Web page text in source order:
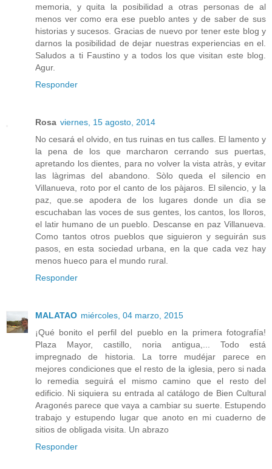
memoria, y quita la posibilidad a otras personas de al
menos ver como era ese pueblo antes y de saber de sus
historias y sucesos. Gracias de nuevo por tener este blog y
darnos la posibilidad de dejar nuestras experiencias en el.
Saludos a ti Faustino y a todos los que visitan este blog.
Agur.
Responder
Rosa viernes, 15 agosto, 2014
No cesará el olvido, en tus ruinas en tus calles. El lamento y
la pena de los que marcharon cerrando sus puertas,
apretando los dientes, para no volver la vista atràs, y evitar
las làgrimas del abandono. Sòlo queda el silencio en
Villanueva, roto por el canto de los pàjaros. El silencio, y la
paz, que.se apodera de los lugares donde un dìa se
escuchaban las voces de sus gentes, los cantos, los lloros,
el latir humano de un pueblo. Descanse en paz Villanueva.
Como tantos otros pueblos que siguieron y seguirán sus
pasos, en esta sociedad urbana, en la que cada vez hay
menos hueco para el mundo rural.
Responder
MALATAO miércoles, 04 marzo, 2015
¡Qué bonito el perfil del pueblo en la primera fotografía!
Plaza Mayor, castillo, noria antigua,... Todo está
impregnado de historia. La torre mudéjar parece en
mejores condiciones que el resto de la iglesia, pero si nada
lo remedia seguirá el mismo camino que el resto del
edificio. Ni siquiera su entrada al catálogo de Bien Cultural
Aragonés parece que vaya a cambiar su suerte. Estupendo
trabajo y estupendo lugar que anoto en mi cuaderno de
sitios de obligada visita. Un abrazo
Responder